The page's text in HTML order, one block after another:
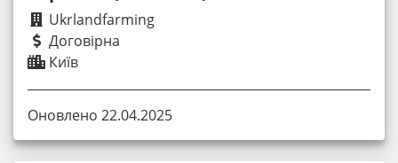
Ukrlandfarming
Договірна
Київ
Оновлено 22.04.2025